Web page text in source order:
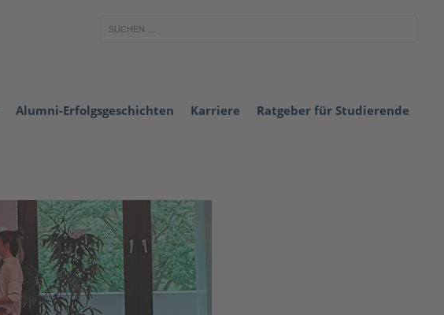
Alumni-Erfolgsgeschichten Karriere Ratgeber für Studierende